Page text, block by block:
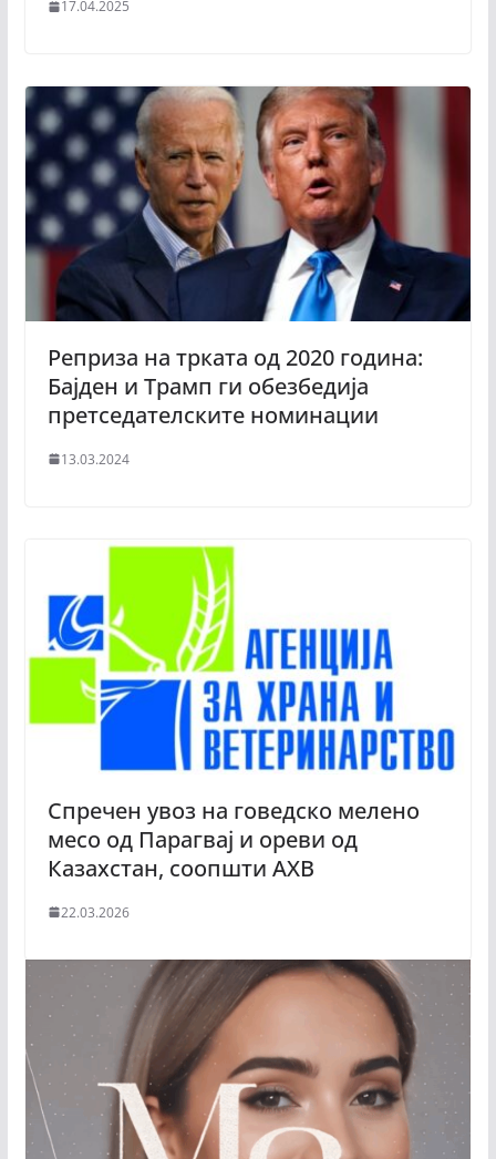
17.04.2025
Реприза на трката од 2020 година:
Бајден и Трамп ги обезбедија
претседателските номинации
13.03.2024
Спречен увоз на говедско мелено
месо од Парагвај и ореви од
Казахстан, соопшти АХВ
22.03.2026